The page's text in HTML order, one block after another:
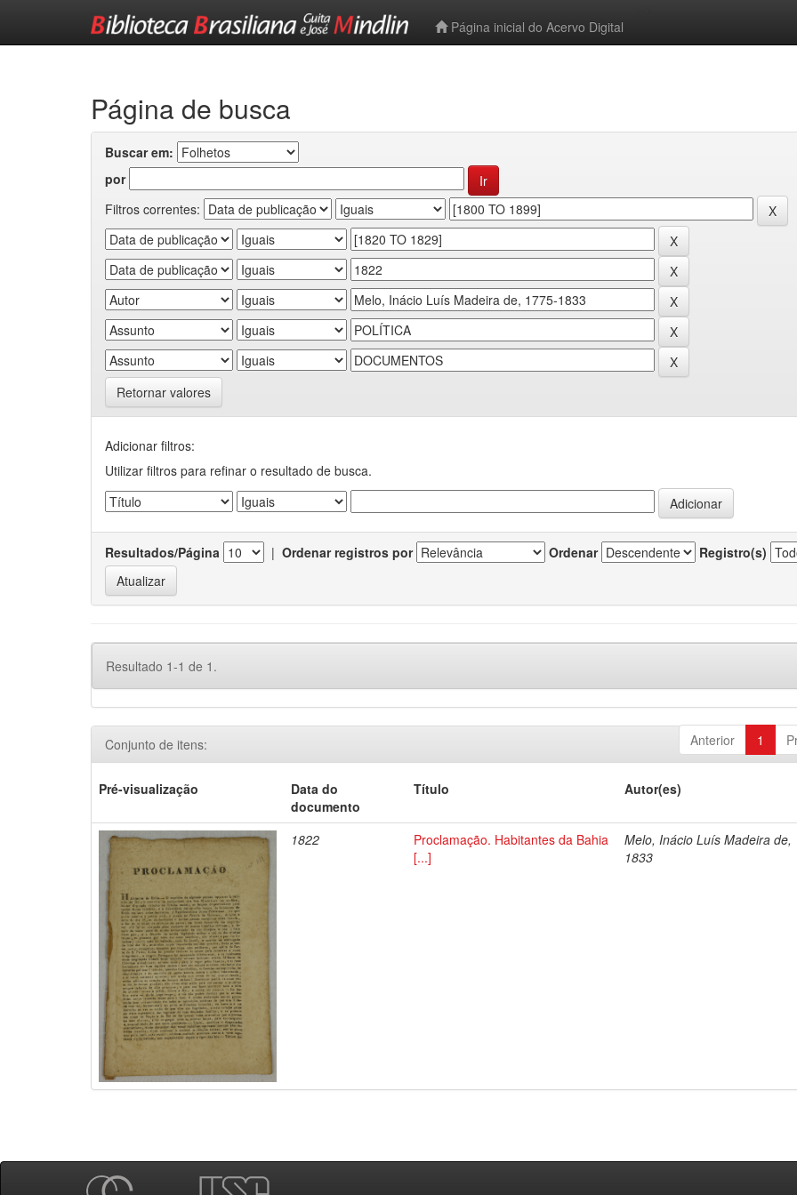
Página inicial do Acervo Digital
Página de busca
Buscar em:
por
Filtros correntes:
Retornar valores
Adicionar filtros:
Utilizar filtros para refinar o resultado de busca.
Resultados/Página | Ordenar registros por Ordenar Registro(s)
Resultado 1-1 de 1.
Anterior 1
Conjunto de itens:
Pré-visualização
Data do
documento
Título Autor(es)
1822
Proclamação. Habitantes da Bahia
[...]
Melo, Inácio Luís Madeira de,
1833